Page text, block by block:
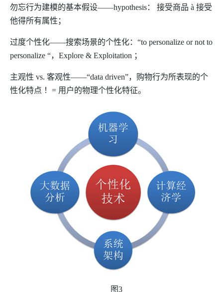
勿忘行为建模的基本假设——hypothesis： 接受商品 à 接受
他得所有属性；
过度个性化——搜索场景的个性化：“to personalize or not to
personalize “， Explore & Exploitation ；
主观性 vs. 客观性——“data driven”，购物行为所表现的个
性化特点 ！ = 用户的物理个性化特征。
图3